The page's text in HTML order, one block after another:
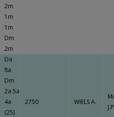
Fermer
2m
1m
1m
Dm
2m
Da
8a
Dm
2a 5a
4a
(25)
2750 WIELS A.